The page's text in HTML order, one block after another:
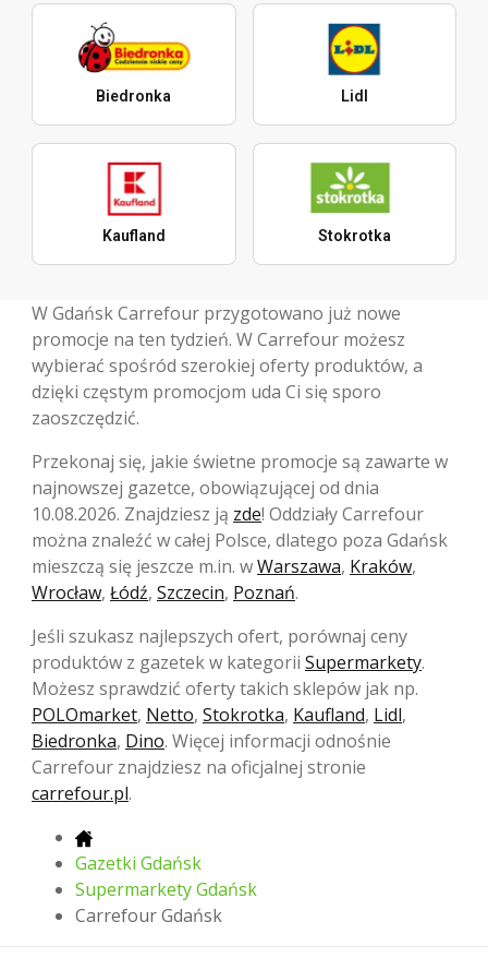
Biedronka Lidl
Kaufland Stokrotka
W Gdańsk Carrefour przygotowano już nowe
promocje na ten tydzień. W Carrefour możesz
wybierać spośród szerokiej oferty produktów, a
dzięki częstym promocjom uda Ci się sporo
zaoszczędzić.
Przekonaj się, jakie świetne promocje są zawarte w
najnowszej gazetce, obowiązującej od dnia
10.08.2026. Znajdziesz ją zde! Oddziały Carrefour
można znaleźć w całej Polsce, dlatego poza Gdańsk
mieszczą się jeszcze m.in. wWarszawa, Kraków,
Wrocław, Łódź, Szczecin, Poznań.
Jeśli szukasz najlepszych ofert, porównaj ceny
produktów z gazetek w kategorii Supermarkety.
Możesz sprawdzić oferty takich sklepów jak np.
POLOmarket, Netto, Stokrotka, Kaufland, Lidl,
Biedronka, Dino. Więcej informacji odnośnie
Carrefour znajdziesz na oficjalnej stronie
carrefour.pl.
Gazetki Gdańsk
Supermarkety Gdańsk
Carrefour Gdańsk